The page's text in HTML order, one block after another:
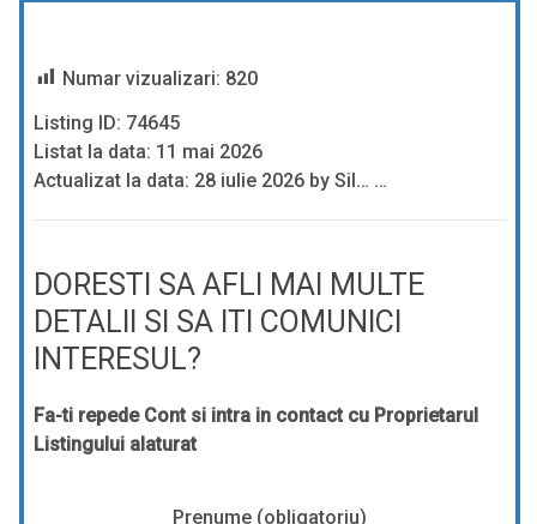
Numar vizualizari: 820
Listing ID: 74645
Listat la data: 11 mai 2026
Actualizat la data: 28 iulie 2026 by Sil… …
DORESTI SA AFLI MAI MULTE
DETALII SI SA ITI COMUNICI
INTERESUL?
Fa-ti repede Cont si intra in contact cu Proprietarul
Listingului alaturat
Prenume (obligatoriu)